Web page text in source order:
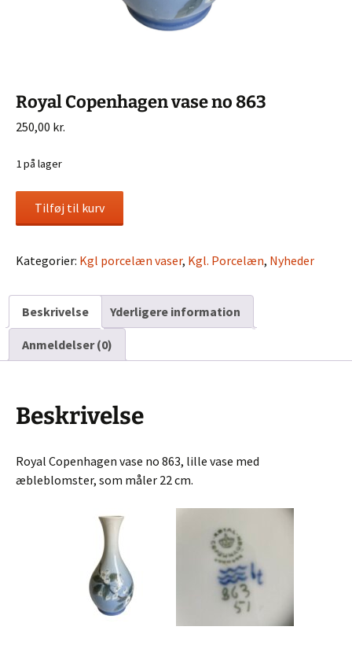
Royal Copenhagen vase no 863
250,00 kr.
1 på lager
Royal
Copenhagen
no
antal
Tilføj til kurv
Kategorier: Kgl porcelæn vaser, Kgl. Porcelæn, Nyheder
Beskrivelse Yderligere information
Anmeldelser (0)
Beskrivelse
Royal Copenhagen vase no 863, lille vase med
æbleblomster, som måler 22 cm.